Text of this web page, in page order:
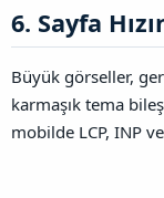
6. Sayfa
Büyük görseller,
karmaşık tema
mobilde LCP, INP